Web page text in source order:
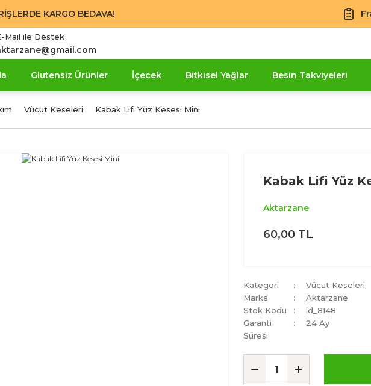
KARGO BEDAVA!
Mail ile Destek
Glutensiz Ürünler İçecek Bitkisel Yağlar Besin Takviyeleri
Vücut Keseleri Kabak Lifi Yüz Kesesi Mini
Kabak Lifi Yüz
Aktarzane
60,00 TL
Kategori
Vücut Keseleri
Marka
Aktarzane
Stok Kodu
id_8148
Garanti
Süresi
24 Ay